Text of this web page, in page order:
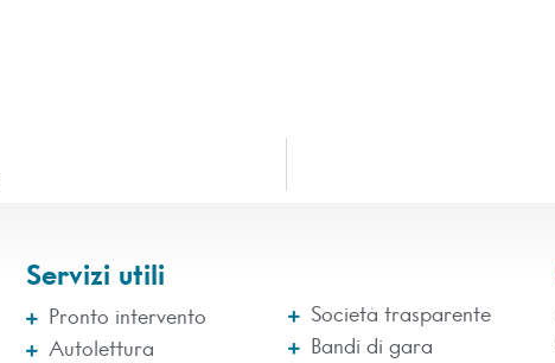
Servizi utili
Pronto intervento
Autolettura
Società trasparente
Bandi di gara